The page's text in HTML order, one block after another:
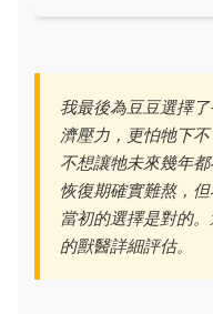
我最後為豆豆選擇
濟壓力，更怕牠下
不想讓牠未來幾年
恢復期確實難熬，
當初的選擇是對的
的獸醫詳細評估。